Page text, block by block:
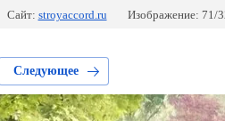
Сайт: stroyaccord.ru Изображение: 71/
Следующее